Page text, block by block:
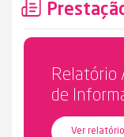
Relatório
de
Ver relatório